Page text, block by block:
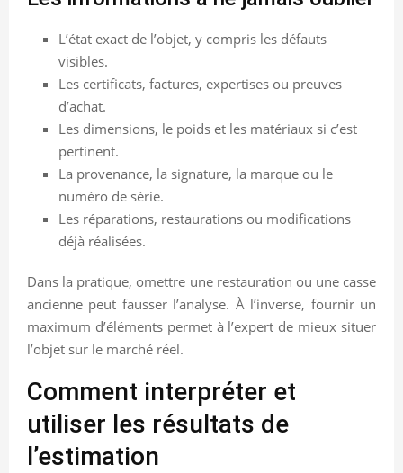
L’état exact de l’objet, y compris les défauts
visibles.
Les certificats, factures, expertises ou preuves
d’achat.
Les dimensions, le poids et les matériaux si c’est
pertinent.
La provenance, la signature, la marque ou le
numéro de série.
Les réparations, restaurations ou modifications
déjà réalisées.
Dans la pratique, omettre une restauration ou une casse
ancienne peut fausser l’analyse. À l’inverse, fournir un
maximum d’éléments permet à l’expert de mieux situer
l’objet sur le marché réel.
Comment interpréter et
utiliser les résultats de
l’estimation